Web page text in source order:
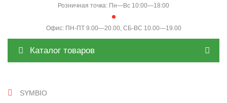
Розничная точка: Пн—Вс 10:00—18:00
Офис: ПН-ПТ 9.00—20.00, СБ-ВС 10.00—19.00
Каталог товаров
SYMBIO